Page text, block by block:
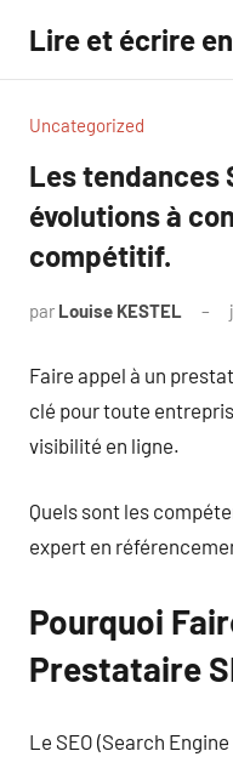
contenu
Lire et écrire
Uncategorized
Les tendances
évolutions à
compétitif.
par Louise KESTEL
Faire appel à un
clé pour toute
visibilité en ligne.
Quels sont les
expert en
Pourquoi
Prestataire
Le SEO (Search